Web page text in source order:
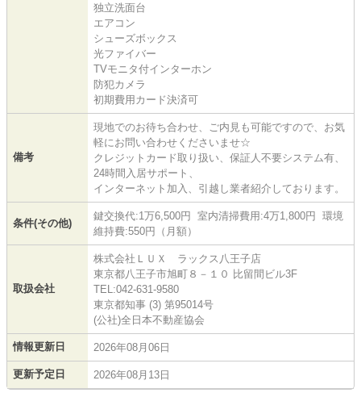
独立洗面台
エアコン
シューズボックス
光ファイバー
TVモニタ付インターホン
防犯カメラ
初期費用カード決済可
備考
現地でのお待ち合わせ、ご内見も可能ですので、お気
軽にお問い合わせくださいませ☆
クレジットカード取り扱い、保証人不要システム有、
24時間入居サポート、
インターネット加入、引越し業者紹介しております。
条件(その他)
鍵交換代:1万6,500円 室内清掃費用:4万1,800円 環境
維持費:550円（月額）
取扱会社
株式会社ＬＵＸ ラックス八王子店
東京都八王子市旭町８－１０ 比留間ビル3F
TEL:042-631-9580
東京都知事 (3) 第95014号
(公社)全日本不動産協会
情報更新日 2026年08月06日
更新予定日 2026年08月13日